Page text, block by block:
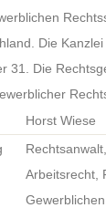
Die
31. Die
Horst Wiese
Arbeitsrecht,